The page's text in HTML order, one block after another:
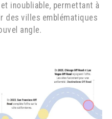
inoubliable, permettant à
des villes emblématiques
angle.